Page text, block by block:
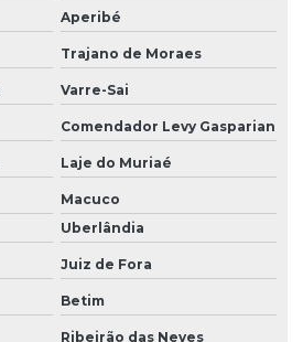
talha elétrica em sc
talha elétrica em sp
talhas elétricas
blindado
rolamento
de ponte rolante
Aperibé
Trajano de Moraes
Varre-Sai
Comendador Levy Gasparian
Laje do Muriaé
Macuco
Uberlândia
Juiz de Fora
Betim
Ribeirão das Neves